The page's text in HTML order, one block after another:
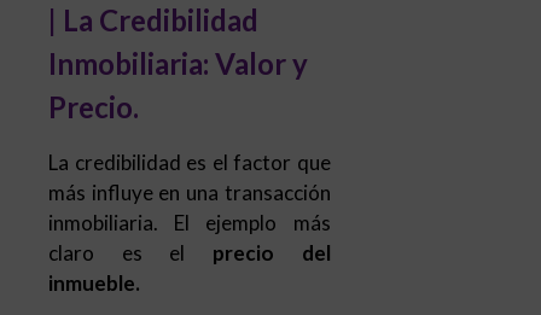
| La Credibilidad
Inmobiliaria: Valor y
Precio.
La credibilidad es el factor que
más influye en una transacción
inmobiliaria. El ejemplo más
claro es el precio del
inmueble.